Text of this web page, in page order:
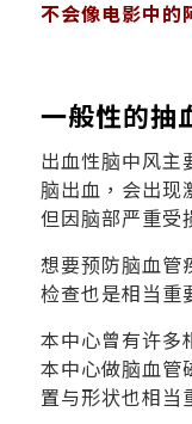
不会像电影中的
一般性的抽
出血性脑中风主
脑出血，会出现
但因脑部严重受
想要预防脑血管
检查也是相当重
本中心曾有许多
本中心做脑血管
置与形状也相当